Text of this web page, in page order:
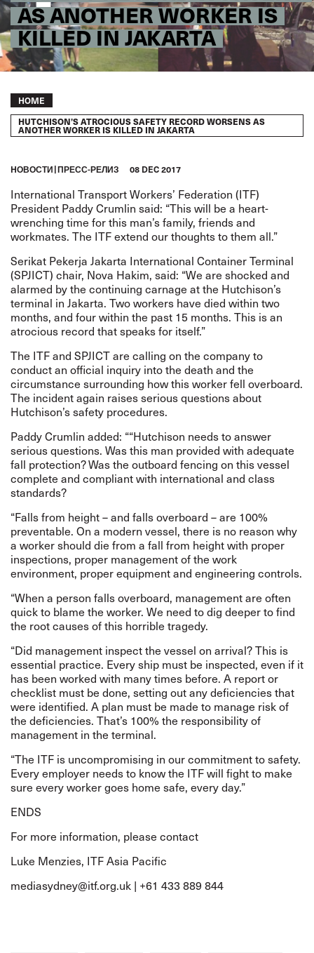
AS ANOTHER WORKER IS
KILLED IN JAKARTA
Breadcrumb
HOME
HUTCHISON’S ATROCIOUS SAFETY RECORD WORSENS AS
ANOTHER WORKER IS KILLED IN JAKARTA
HОВОСТИ ПРЕСС-РЕЛИЗ 08 DEC 2017
International Transport Workers’ Federation (ITF)
President Paddy Crumlin said: “This will be a heart-
wrenching time for this man’s family, friends and
workmates. The ITF extend our thoughts to them all.”
Serikat Pekerja Jakarta International Container Terminal
(SPJICT) chair, Nova Hakim, said: “We are shocked and
alarmed by the continuing carnage at the Hutchison’s
terminal in Jakarta. Two workers have died within two
months, and four within the past 15 months. This is an
atrocious record that speaks for itself.”
The ITF and SPJICT are calling on the company to
conduct an official inquiry into the death and the
circumstance surrounding how this worker fell overboard.
The incident again raises serious questions about
Hutchison’s safety procedures.
Paddy Crumlin added: ““Hutchison needs to answer
serious questions. Was this man provided with adequate
fall protection? Was the outboard fencing on this vessel
complete and compliant with international and class
standards?
“Falls from height – and falls overboard – are 100%
preventable. On a modern vessel, there is no reason why
a worker should die from a fall from height with proper
inspections, proper management of the work
environment, proper equipment and engineering controls.
“When a person falls overboard, management are often
quick to blame the worker. We need to dig deeper to find
the root causes of this horrible tragedy.
“Did management inspect the vessel on arrival? This is
essential practice. Every ship must be inspected, even if it
has been worked with many times before. A report or
checklist must be done, setting out any deficiencies that
were identified. A plan must be made to manage risk of
the deficiencies. That’s 100% the responsibility of
management in the terminal.
“The ITF is uncompromising in our commitment to safety.
Every employer needs to know the ITF will fight to make
sure every worker goes home safe, every day.”
ENDS
For more information, please contact
Luke Menzies, ITF Asia Pacific
mediasydney@itf.org.uk | +61 433 889 844